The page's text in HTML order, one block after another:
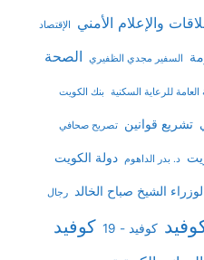
والإعلام الأمني الإقتصاد
السفير مجدي الظفيري الصحة
للرعاية السكنية بنك الكويت
تشريع قوانين تصريح صحافي
د. بدر الداهوم دولة الكويت
الشيخ صباح الخالد رجال
كوفيد - 19
كوفيد